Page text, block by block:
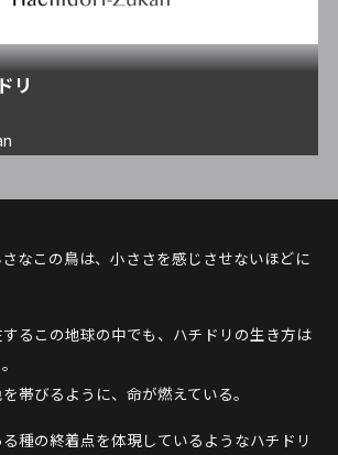
リ
なこの鳥は、小ささを感じさせないほどに
るこの地球の中でも、ハチドリの生き方は
帯びるように、命が燃えている。
種の終着点を体現しているようなハチドリ